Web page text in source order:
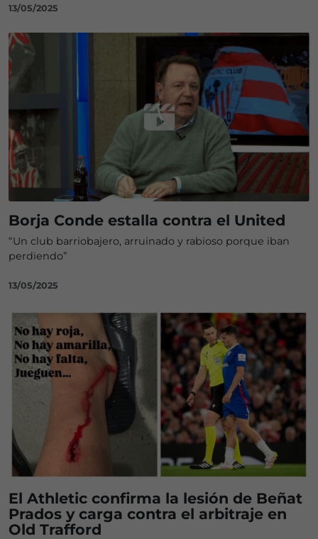
13/05/2025
Borja Conde estalla contra el United
“Un club barriobajero, arruinado y rabioso porque iban
perdiendo”
13/05/2025
El Athletic confirma la lesión de Beñat
Prados y carga contra el arbitraje en
Old Trafford